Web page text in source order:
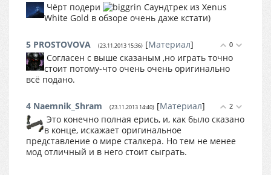
Чёрт подери
Саундтрек из Xenus
White Gold в обзоре очень даже кстати)
0
5 PROSTOVOVA (23.11.2013 15:36) [Материал]
Согласен с выше сказаным ,но играть точно
стоит потому-что очень очень оригинально
всё подано.
2
4 Naemnik_Shram (23.11.2013 14:40) [Материал]
Это конечно полная ерись, и, как было сказано
в конце, искажает оригинальное
представление о мире сталкера. Но тем не менее
мод отличный и в него стоит сыграть.